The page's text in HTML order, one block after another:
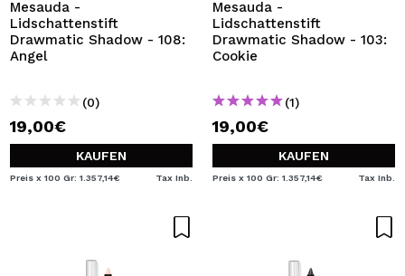
Mesauda -
Lidschattenstift
Drawmatic Shadow - 108:
Angel
(0)
19,00€
KAUFEN
Preis x 100 Gr: 1.357,14€ Tax Inb.
Mesauda -
Lidschattenstift
Drawmatic Shadow - 103:
Cookie
(1)
19,00€
KAUFEN
Preis x 100 Gr: 1.357,14€ Tax Inb.